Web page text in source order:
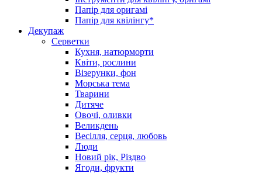
Папір для оригамі
Папір для квілінгу*
Декупаж
Серветки
Кухня, натюрморти
Квіти, рослини
Візерунки, фон
Морська тема
Тварини
Дитяче
Овочі, оливки
Великдень
Весілля, серця, любовь
Люди
Новий рік, Різдво
Ягоди, фрукти